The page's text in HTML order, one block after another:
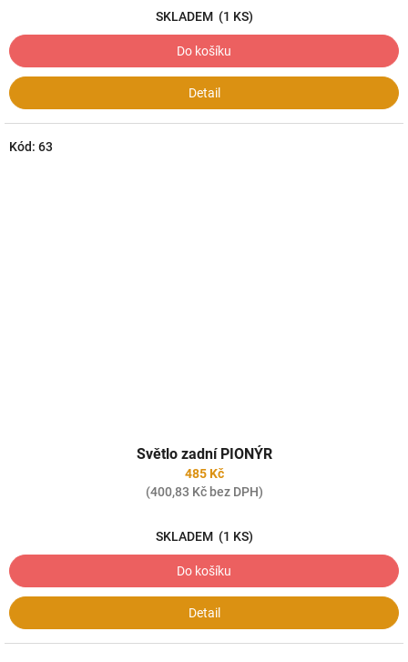
SKLADEM (1 KS)
Do košíku
Detail
Světlo zadní PIONÝR
485 Kč
(400,83 Kč bez DPH)
SKLADEM (1 KS)
Do košíku
Detail
Kód: 63